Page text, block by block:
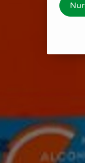
Las Mesas